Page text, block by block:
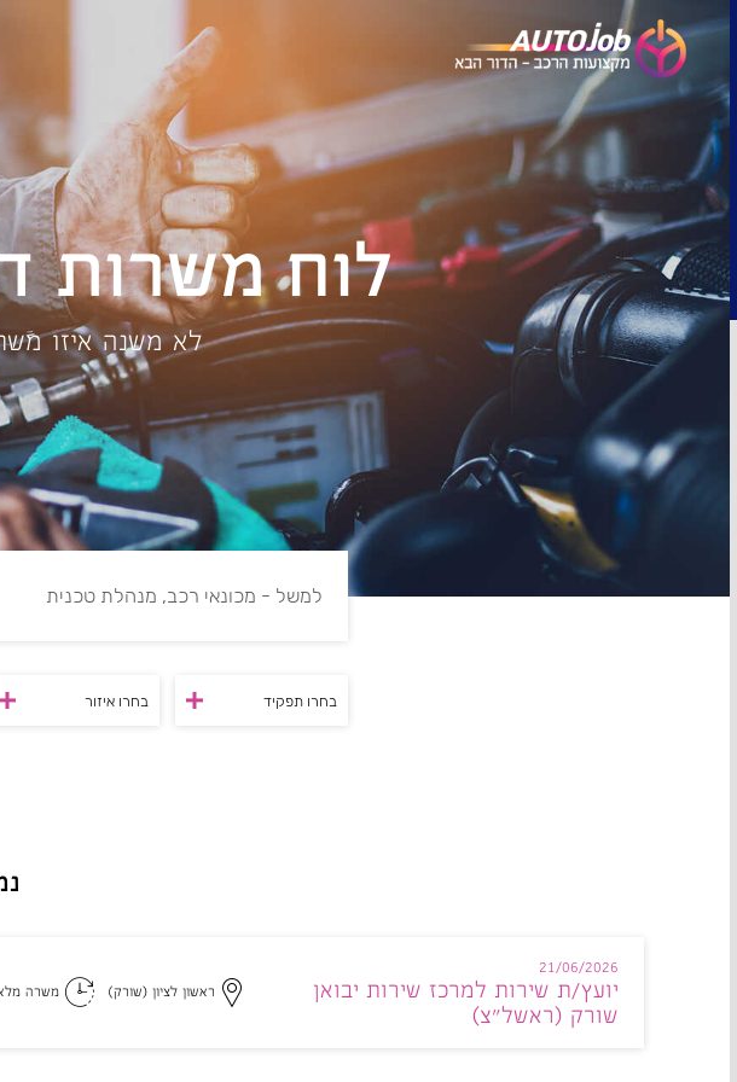
לוח משרות
לא משנה איזו
בחרו תפקיד בחרו איזור
21/06/2026
יועץ/ת שירות למרכז שירות יבואן
שורק (ראשל"צ)
ראשון לציון (שורק) משרה